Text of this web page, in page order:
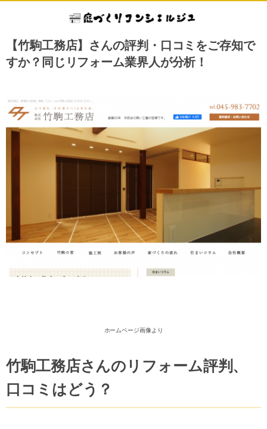
【竹駒工務店】さんの評判・口コミをご存知で
すか？同じリフォーム業界人が分析！
ホームページ画像より
竹駒工務店さんのリフォーム評判、
口コミはどう？